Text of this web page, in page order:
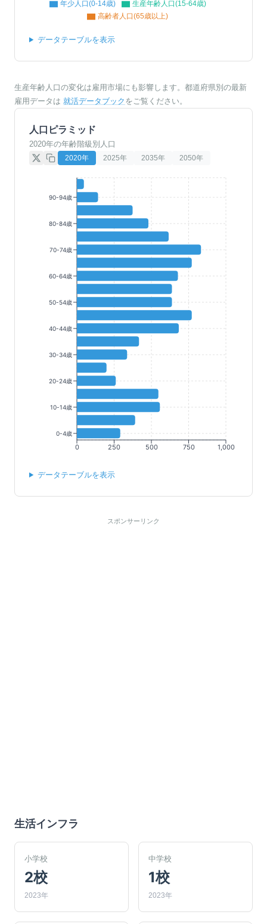
年少人口(0-14歳)
生産年齢人口(15-64歳)
高齢者人口(65歳以上)
データテーブルを表示
生産年齢人口の変化は雇用市場にも影響します。都道府県別の最新
雇用データは 就活データブック をご覧ください。
人口ピラミッド
2020年の年齢階級別人口
2020年 2025年 2035年 2050年
0 250 500 750 1,000
90-94歳
80-84歳
70-74歳
60-64歳
50-54歳
40-44歳
30-34歳
20-24歳
10-14歳
0-4歳
データテーブルを表示
スポンサーリンク
生活インフラ
小学校
2校
2023年
中学校
1校
2023年